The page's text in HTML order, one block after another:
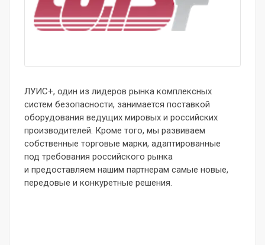
ЛУИС+, один из лидеров рынка комплексных
систем безопасности, занимается поставкой
оборудования ведущих мировых и российских
производителей. Кроме того, мы развиваем
собственные торговые марки, адаптированные
под требования российского рынка
и предоставляем нашим партнерам самые новые,
передовые и конкуретные решения.